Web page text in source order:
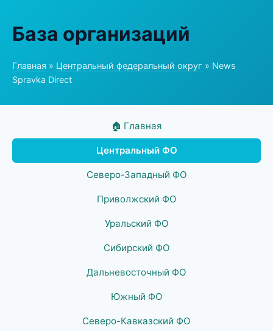
База организаций
Главная » Центральный федеральный округ » News
Spravka Direct
🏠 Главная
Центральный ФО
Северо-Западный ФО
Приволжский ФО
Уральский ФО
Сибирский ФО
Дальневосточный ФО
Южный ФО
Северо-Кавказский ФО